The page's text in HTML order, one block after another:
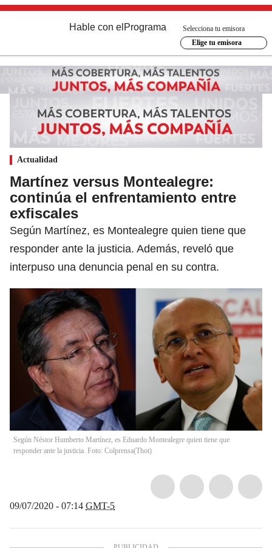
Hable con el Programa
Selecciona tu emisora
Elige tu emisora
Actualidad
Martínez versus Montealegre:
continúa el enfrentamiento entre
exfiscales
Según Martínez, es Montealegre quien tiene que
responder ante la justicia. Además, reveló que
interpuso una denuncia penal en su contra.
Según Néstor Humberto Martínez, es Eduardo Montealegre quien tiene que
responder ante la justicia. Foto: Colprensa(Thot)
09/07/2020 - 07:14 GMT-5